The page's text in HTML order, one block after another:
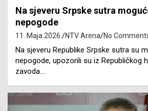
Na sjeveru Srpske sutra
nepogode
11. Maja 2026. NTV Arena No
Na sjeveru Republike Srpske sutra su
nepogode, upozorili su iz Republičkog
zavoda.…